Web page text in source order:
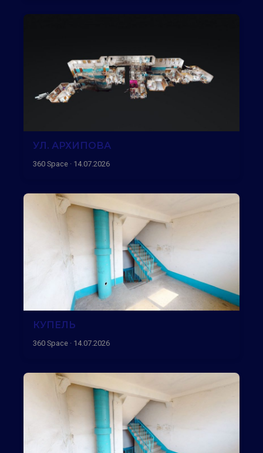
УЛ. АРХИПОВА
360 Space · 14.07.2026
КУПЕЛЬ
360 Space · 14.07.2026